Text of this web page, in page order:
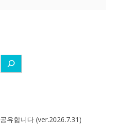
유합니다 (ver.2026.7.31)